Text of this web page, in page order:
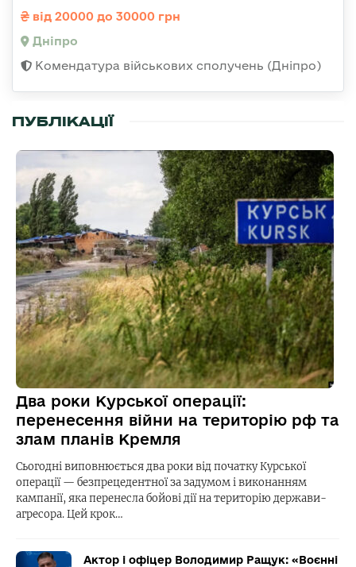
від 20000 до 30000 грн
Дніпро
Комендатура військових сполучень (Дніпро)
ПУБЛІКАЦІЇ
Два роки Курської операції:
перенесення війни на територію рф та
злам планів Кремля
Сьогодні виповнюється два роки від початку Курської
операції — безпрецедентної за задумом і виконанням
кампанії, яка перенесла бойові дії на територію держави-
агресора. Цей крок…
Актор і офіцер Володимир Ращук: «Воєнні